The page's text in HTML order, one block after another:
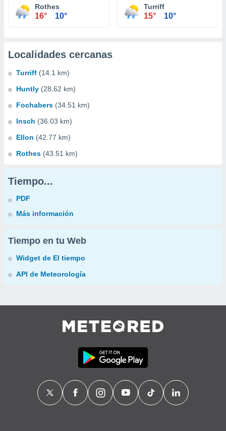
Rothes
16° 10°
Turriff
15° 10°
Localidades cercanas
Turriff (14.1 km)
Huntly (28.62 km)
Fochabers (34.51 km)
Insch (36.03 km)
Ellon (42.77 km)
Rothes (43.51 km)
Tiempo...
PDF
Más información
Tiempo en tu Web
Widget de El tiempo
API de Meteorología